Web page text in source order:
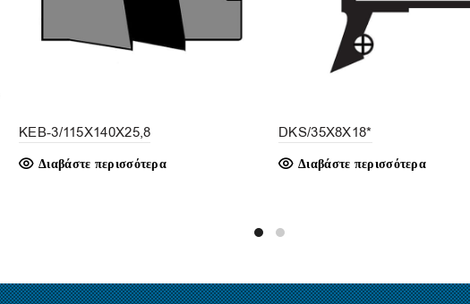
KEB-3/115X140X25,8
Διαβάστε περισσότερα
DKS/35X8X18*
Διαβάστε περισσότερα